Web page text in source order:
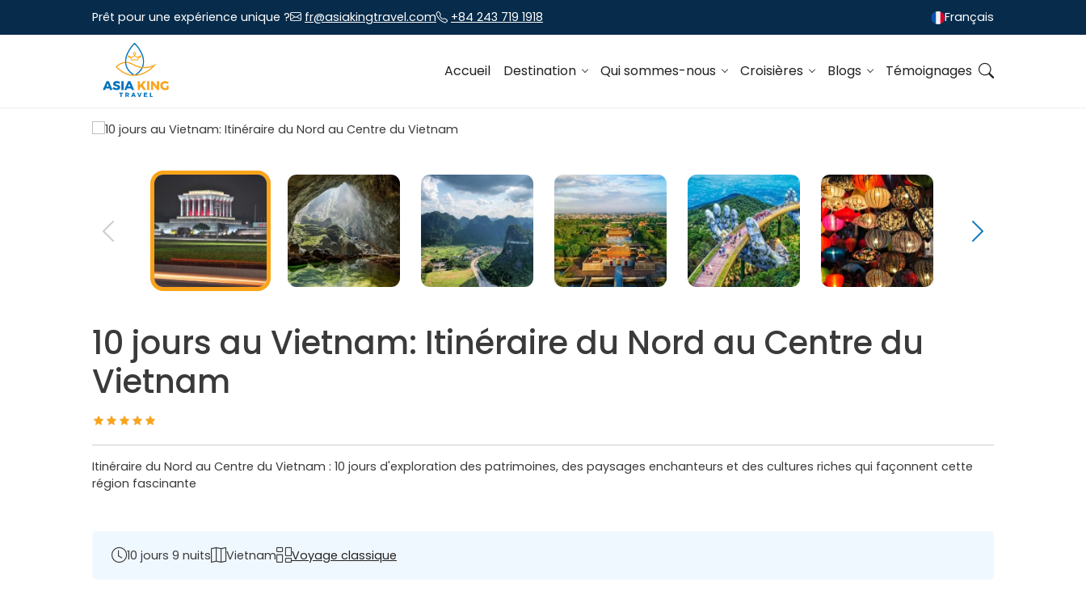
Prêt pour une expérience unique ? fr@asiakingtravel.com +84 243 719 1918 Français
Accueil Destination Qui sommes-nous Croisières Blogs Témoignages
10 jours au Vietnam: Itinéraire du Nord au Centre du
Vietnam
Itinéraire du Nord au Centre du Vietnam : 10 jours d'exploration des patrimoines, des paysages enchanteurs et des cultures riches qui façonnent cette
région fascinante
10 jours 9 nuits Vietnam Voyage classique